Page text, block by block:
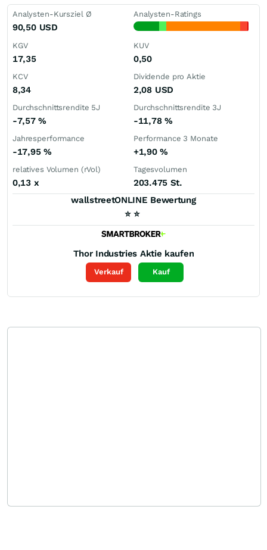
Analysten-Kursziel Ø
90,50 USD
Analysten-Ratings
KGV
17,35
KUV
0,50
KCV
8,34
Dividende pro Aktie
2,08 USD
Durchschnittsrendite 5J
-7,57%
Durchschnittsrendite 3J
-11,78 %
Jahresperformance
-17,95 %
Performance 3 Monate
+1,90%
relatives Volumen (rVol)
0,13 x
Tagesvolumen
203.475 St.
wallstreetONLINE Bewertung
⭐ ⭐
Thor Industries Aktie kaufen
Verkauf Kauf